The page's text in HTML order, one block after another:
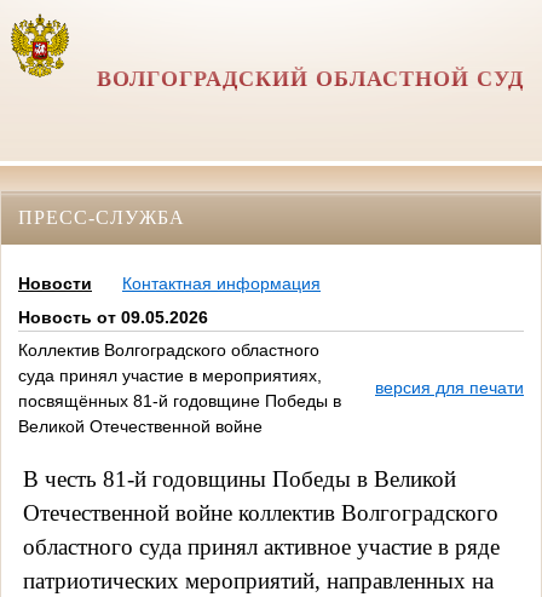
ВОЛГОГРАДСКИЙ ОБЛАСТНОЙ СУД
ПРЕСС-СЛУЖБА
Новости
Контактная информация
Новость от 09.05.2026
Коллектив Волгоградского областного
суда принял участие в мероприятиях,
посвящённых 81-й годовщине Победы в
Великой Отечественной войне
версия для печати
В честь 81-й годовщины Победы в Великой
Отечественной войне коллектив Волгоградского
областного суда принял активное участие в ряде
патриотических мероприятий, направленных на